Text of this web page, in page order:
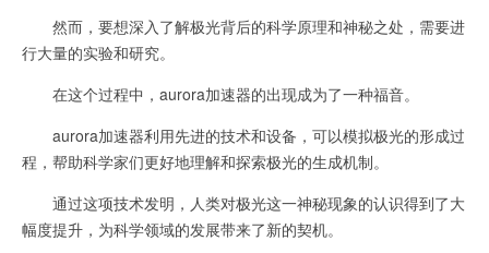
然而，要想深入了解极光背后的科学原理和神秘之处，需要进
行大量的实验和研究。
在这个过程中，aurora加速器的出现成为了一种福音。
aurora加速器利用先进的技术和设备，可以模拟极光的形成过
程，帮助科学家们更好地理解和探索极光的生成机制。
通过这项技术发明，人类对极光这一神秘现象的认识得到了大
幅度提升，为科学领域的发展带来了新的契机。